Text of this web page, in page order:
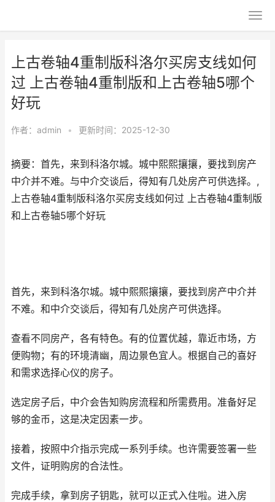
上古卷轴4重制版科洛尔买房支线如何
过 上古卷轴4重制版和上古卷轴5哪个
好玩
作者： admin • 更新时间：2025-12-30
摘要：首先，来到科洛尔城。城中熙熙攘攘，要找到房产
中介并不难。与中介交谈后，得知有几处房产可供选择。,
上古卷轴4重制版科洛尔买房支线如何过 上古卷轴4重制版
和上古卷轴5哪个好玩
首先，来到科洛尔城。城中熙熙攘攘，要找到房产中介并
不难。和中介交谈后，得知有几处房产可供选择。
查看不同房产，各有特色。有的位置优越，靠近市场，方
便购物；有的环境清幽，周边景色宜人。根据自己的喜好
和需求选择心仪的房子。
选定房子后，中介会告知购房流程和所需费用。准备好足
够的金币，这是决定因素一步。
接着，按照中介指示完成一系列手续。也许需要签署一些
文件，证明购房的合法性。
完成手续，拿到房子钥匙，就可以正式入住啦。进入房